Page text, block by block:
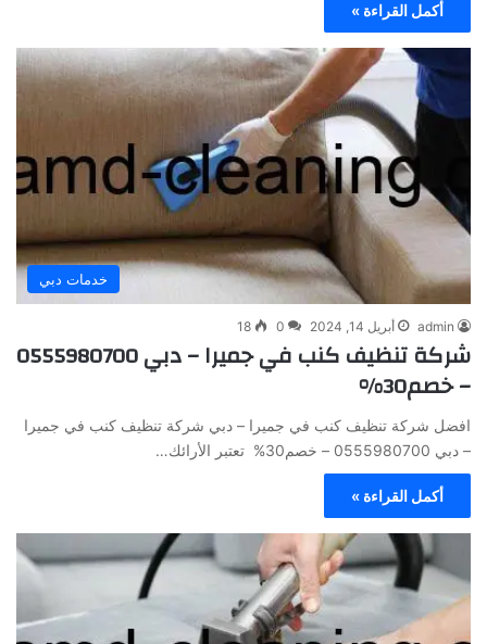
أكمل القراءة »
خدمات دبي
admin أبريل 14, 2024 0
18
شركة تنظيف كنب في جميرا – دبي 0555980700
– خصم30%
افضل شركة تنظيف كنب في جميرا – دبي شركة تنظيف كنب في جميرا
– دبي 0555980700 – خصم30% تعتبر الأرائك…
أكمل القراءة »